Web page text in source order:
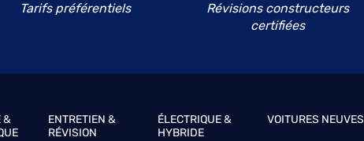
Tarifs préférentiels
Révisions constructeurs
certifiées
&
ENTRETIEN &
RÉVISION
ÉLECTRIQUE &
HYBRIDE
VOITURES NEUVES